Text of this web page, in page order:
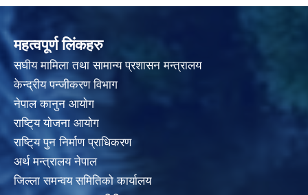
महत्वपूर्ण लिंकहरु
स‌घीय मामिला तथा सामान्य प्रशासन मन्त्रालय
केन्द्रीय पन्जीकरण विभाग
नेपाल कानुन आयाेग
राष्टि्य याेजना आयाेग
राष्टि्य पुन निर्माण प्राधिकरण
अर्थ मन्त्रालय नेपाल
जिल्ला समन्वय समितिको कार्यालय